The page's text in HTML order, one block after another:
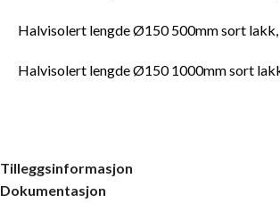
Halvisolert lengde Ø150 500mm sort lakk,
Halvisolert lengde Ø150 1000mm sort
Tilleggsinformasjon
Dokumentasjon